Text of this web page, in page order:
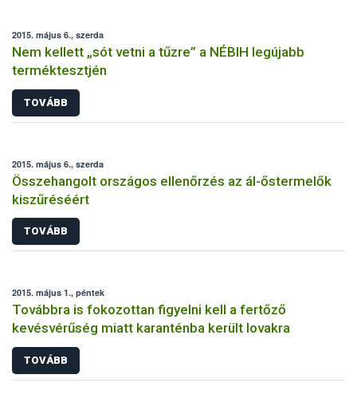
2015. május 6., szerda
Nem kellett „sót vetni a tűzre” a NÉBIH legújabb
terméktesztjén
TOVÁBB
2015. május 6., szerda
Összehangolt országos ellenőrzés az ál-őstermelők
kiszűréséért
TOVÁBB
2015. május 1., péntek
Továbbra is fokozottan figyelni kell a fertőző
kevésvérűség miatt karanténba került lovakra
TOVÁBB